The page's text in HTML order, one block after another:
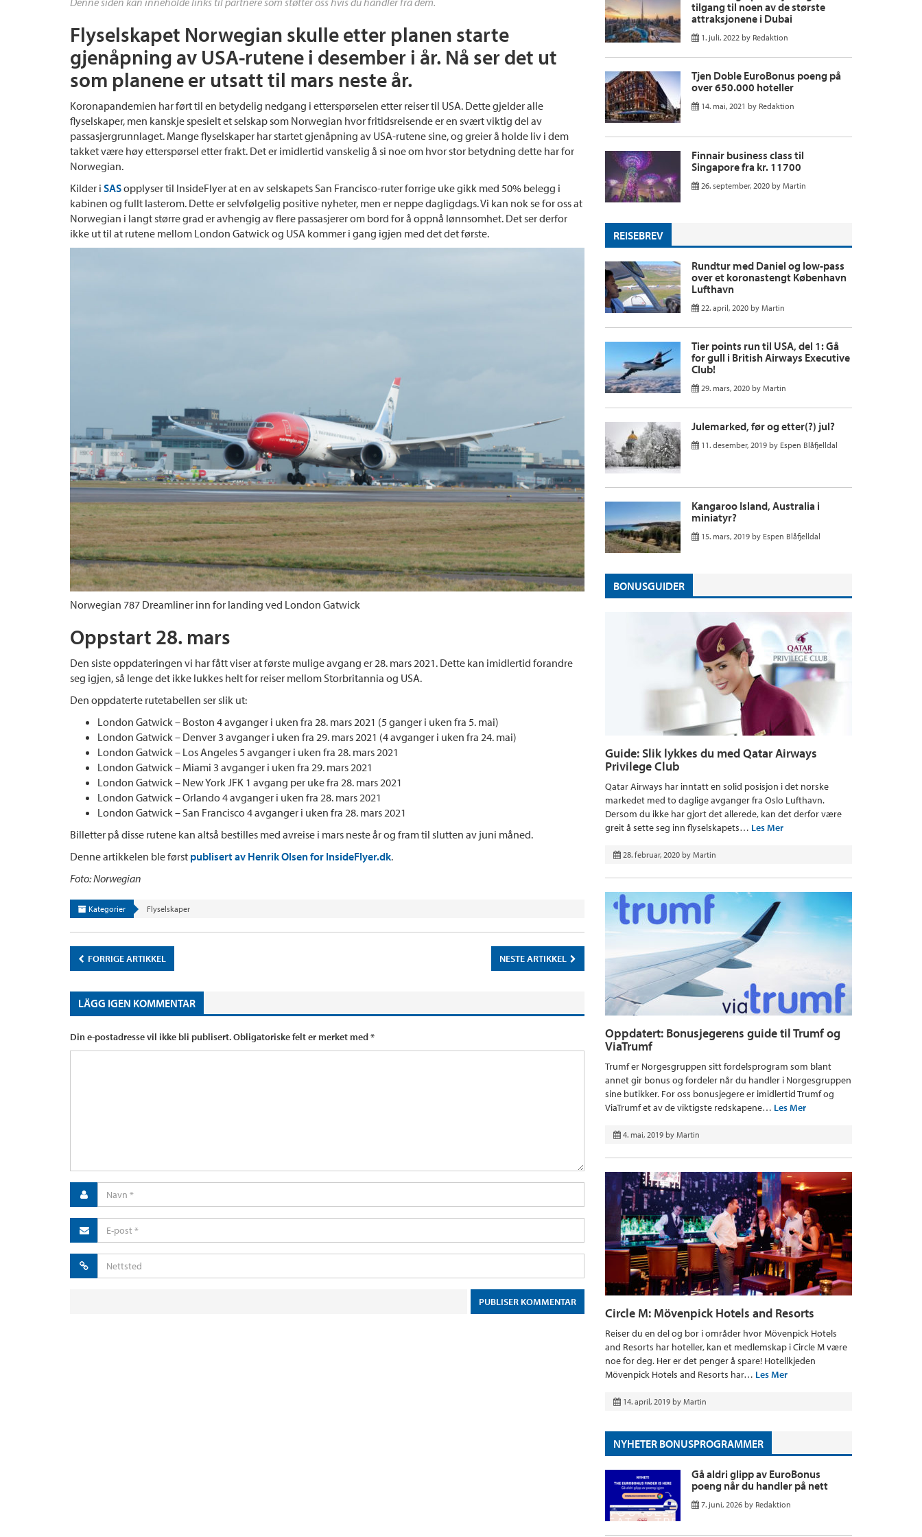
Flyselskapet Norwegian skulle etter planen starte
gjenåpning av USA-rutene i desember i år. Nå ser det ut
som planene er utsatt til mars neste år.
Koronapandemien har ført til en betydelig nedgang i etterspørselen etter reiser til USA. Dette gjelder alle
flyselskaper, men kanskje spesielt et selskap som Norwegian hvor fritidsreisende er en svært viktig del av
passasjergrunnlaget. Mange flyselskaper har startet gjenåpning av USA-rutene sine, og greier å holde liv i dem
takket være høy etterspørsel etter frakt. Det er imidlertid vanskelig å si noe om hvor stor betydning dette har for
Norwegian.
Kilder i SASopplyser til InsideFlyer at en av selskapets San Francisco-ruter forrige uke gikk med 50% belegg i
kabinen og fullt lasterom. Dette er selvfølgelig positive nyheter, men er neppe dagligdags. Vi kan nok se for oss at
Norwegian i langt større grad er avhengig av flere passasjerer om bord for å oppnå lønnsomhet. Det ser derfor
ikke ut til at rutene mellom London Gatwick og USA kommer i gang igjen med det det første.
Norwegian 787 Dreamliner inn for landing ved London Gatwick
Oppstart 28. mars
Den siste oppdateringen vi har fått viser at første mulige avgang er 28. mars 2021. Dette kan imidlertid forandre
seg igjen, så lenge det ikke lukkes helt for reiser mellom Storbritannia og USA.
Den oppdaterte rutetabellen ser slik ut:
London Gatwick – Boston 4 avganger i uken fra 28. mars 2021 (5 ganger i uken fra 5. mai)
London Gatwick – Denver 3 avganger i uken fra 29. mars 2021 (4 avganger i uken fra 24. mai)
London Gatwick – Los Angeles 5 avganger i uken fra 28. mars 2021
London Gatwick – Miami 3 avganger i uken fra 29. mars 2021
London Gatwick – New York JFK 1 avgang per uke fra 28. mars 2021
London Gatwick – Orlando 4 avganger i uken fra 28. mars 2021
London Gatwick – San Francisco 4 avganger i uken fra 28. mars 2021
Billetter på disse rutene kan altså bestilles med avreise i mars neste år og fram til slutten av juni måned.
Denne artikkelen ble først publisert av Henrik Olsen for InsideFlyer.dk.
Foto: Norwegian
Kategorier Flyselskaper
FORRIGE ARTIKKEL NESTE ARTIKKEL
LÄGG IGEN KOMMENTAR
Din e-postadresse vil ikke bli publisert.Obligatoriske felt er merket med*
tilgang til noen av de største
attraksjonene i Dubai
1. juli, 2022 by Redaktion
Tjen Doble EuroBonus poeng på
over 650.000 hoteller
14. mai, 2021 by Redaktion
Finnair business class til
Singapore fra kr. 11700
26. september, 2020 by Martin
REISEBREV
Rundtur med Daniel og low-pass
over et koronastengt København
Lufthavn
22. april, 2020 by Martin
Tier points run til USA, del 1: Gå
for gull i British Airways Executive
Club!
29. mars, 2020 by Martin
Julemarked, før og etter(?) jul?
11. desember, 2019 by Espen Blåfjelldal
Kangaroo Island, Australia i
miniatyr?
15. mars, 2019 by Espen Blåfjelldal
BONUSGUIDER
Guide: Slik lykkes du med Qatar Airways
Privilege Club
Qatar Airways har inntatt en solid posisjon i det norske
markedet med to daglige avganger fra Oslo Lufthavn.
Dersom du ikke har gjort det allerede, kan det derfor være
greit å sette seg inn flyselskapets… Les Mer
28. februar, 2020 by Martin
Oppdatert: Bonusjegerens guide til Trumf og
ViaTrumf
Trumf er Norgesgruppen sitt fordelsprogram som blant
annet gir bonus og fordeler når du handler i Norgesgruppen
sine butikker. For oss bonusjegere er imidlertid Trumf og
ViaTrumf et av de viktigste redskapene… Les Mer
4. mai, 2019 by Martin
Circle M: Mövenpick Hotels and Resorts
Reiser du en del og bor i områder hvor Mövenpick Hotels
and Resorts har hoteller, kan et medlemskap i Circle M være
noe for deg. Her er det penger å spare! Hotellkjeden
Mövenpick Hotels and Resorts har… Les Mer
14. april, 2019 by Martin
NYHETER BONUSPROGRAMMER
Gå aldri glipp av EuroBonus
poeng når du handler på nett
7. juni, 2026 by Redaktion